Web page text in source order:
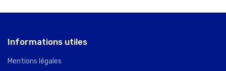
Informations utiles
Mentions légales